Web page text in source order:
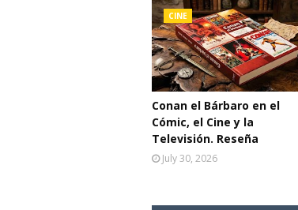
CINE
Conan el Bárbaro en el
Cómic, el Cine y la
Televisión. Reseña
July 30, 2026